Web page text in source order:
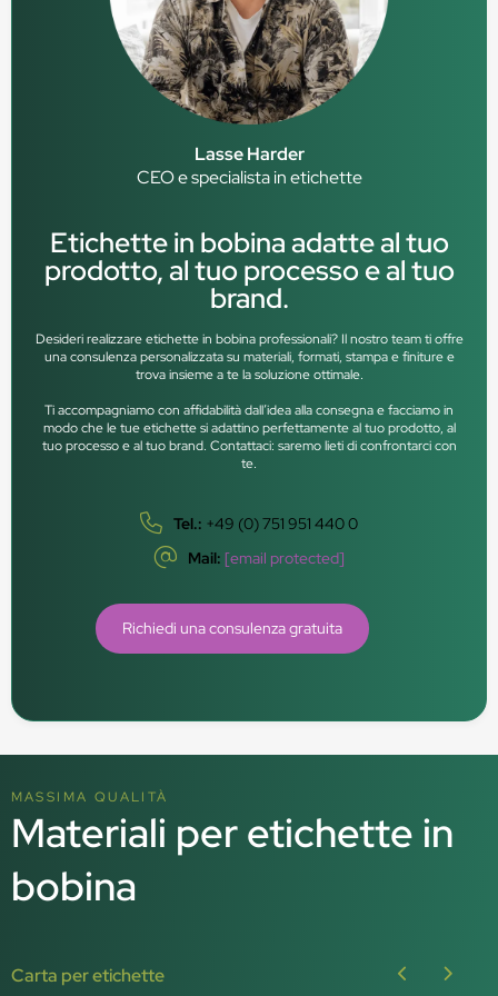
Lasse Harder
CEO e specialista in etichette
Etichette in bobina adatte al tuo
prodotto, al tuo processo e al tuo
brand.
Desideri realizzare etichette in bobina professionali? Il nostro team ti offre
una consulenza personalizzata su materiali, formati, stampa e finiture e
trova insieme a te la soluzione ottimale.
Ti accompagniamo con affidabilità dall’idea alla consegna e facciamo in
modo che le tue etichette si adattino perfettamente al tuo prodotto, al
tuo processo e al tuo brand. Contattaci: saremo lieti di confrontarci con
te.
Tel.: +49 (0) 751 951 440 0
Mail: [email protected]
Richiedi una consulenza gratuita
MASSIMA QUALITÀ
Materiali per etichette in
bobina
Carta per etichette